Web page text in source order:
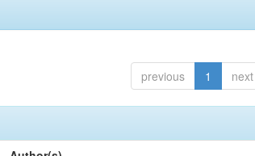
previous 1 next